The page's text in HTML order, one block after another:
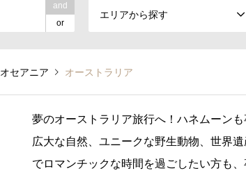
and
or
エリアから探す
オセアニア オーストラリア
夢のオーストラリア旅行へ！ハネムーン
広大な自然、ユニークな野生動物、世界
でロマンチックな時間を過ごしたい方も